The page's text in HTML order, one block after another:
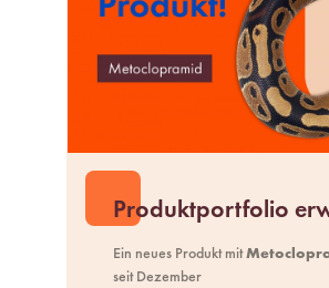
Produktportfolio
Ein neues Produkt mit
seit Dezember